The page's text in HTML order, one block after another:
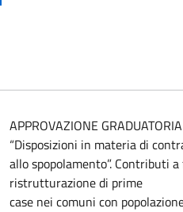
APPROVAZIONE
“Disposizioni in materia di
allo spopolamento”. Contributi
ristrutturazione di prime
case nei comuni con